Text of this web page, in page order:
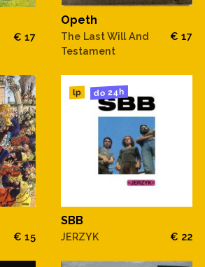
€ 17
Opeth
The Last Will And
Testament
€ 17
€ 15
lp do 24h
SBB
JERZYK € 22